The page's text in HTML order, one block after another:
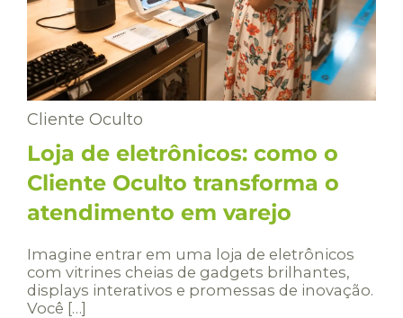
Cliente Oculto
Loja de eletrônicos: como o
Cliente Oculto transforma o
atendimento em varejo
Imagine entrar em uma loja de eletrônicos
com vitrines cheias de gadgets brilhantes,
displays interativos e promessas de inovação.
Você […]